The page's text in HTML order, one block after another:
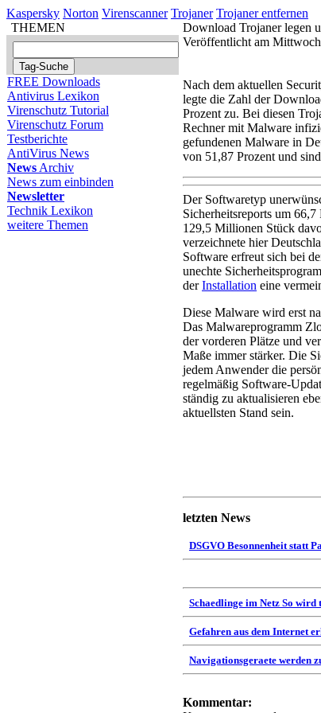
Kaspersky Norton Virenscanner Trojaner Trojaner entfernen
THEMEN
FREE Downloads
Antivirus Lexikon
Virenschutz Tutorial
Virenschutz Forum
Testberichte
AntiVirus News
News Archiv
News zum einbinden
Newsletter
Technik Lexikon
weitere Themen
Download Trojaner legen
Veröffentlicht am
Nach dem aktuellen
legte die Zahl der
Prozent zu. Bei diesen
Rechner mit Malware
gefundenen Malware in
von 51,87 Prozent und
Der Softwaretyp
Sicherheitsreports um
129,5 Millionen Stück
verzeichnete hier
Software erfreut sich bei
unechte
derInstallation eine
Diese Malware wird erst
Das Malwareprogramm
der vorderen Plätze und
Maße immer stärker. Die
jedem Anwender die
regelmäßig Software-
ständig zu aktualisieren
aktuellsten Stand sein.
letzten News
DSGVO Besonnenheit statt
Schaedlinge im Netz So
Gefahren aus dem Internet
Navigationsgeraete werden
Kommentar: